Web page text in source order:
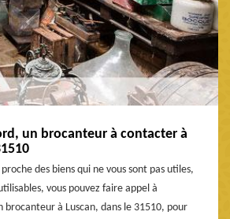
un brocanteur à contacter à
des biens qui ne vous sont pas utiles,
vous pouvez faire appel à
à Luscan, dans le 31510, pour